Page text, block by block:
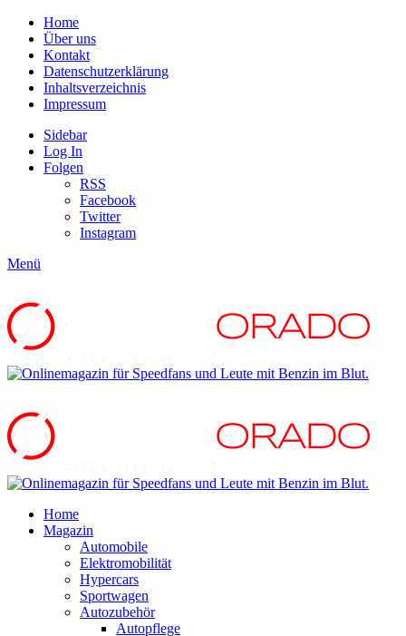
Home
Über uns
Kontakt
Datenschutzerklärung
Inhaltsverzeichnis
Impressum
Sidebar
Log In
Folgen
RSS
Facebook
Twitter
Instagram
Menü
Home
Magazin
Automobile
Elektromobilität
Hypercars
Sportwagen
Autozubehör
Autopflege